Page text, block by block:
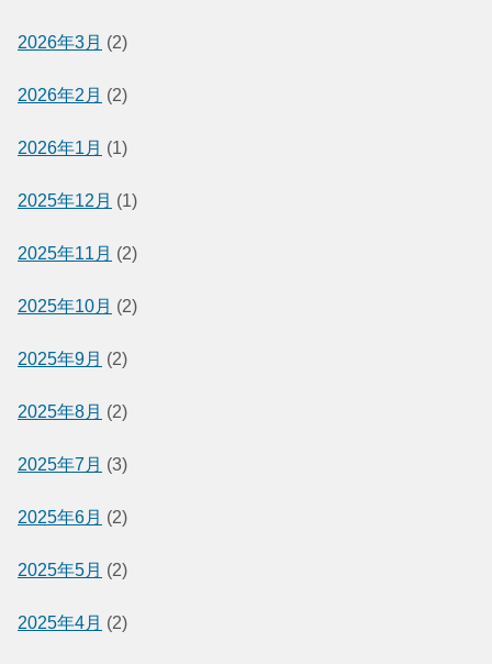
2026年3月 (2)
2026年2月 (2)
2026年1月 (1)
2025年12月 (1)
2025年11月 (2)
2025年10月 (2)
2025年9月 (2)
2025年8月 (2)
2025年7月 (3)
2025年6月 (2)
2025年5月 (2)
2025年4月 (2)